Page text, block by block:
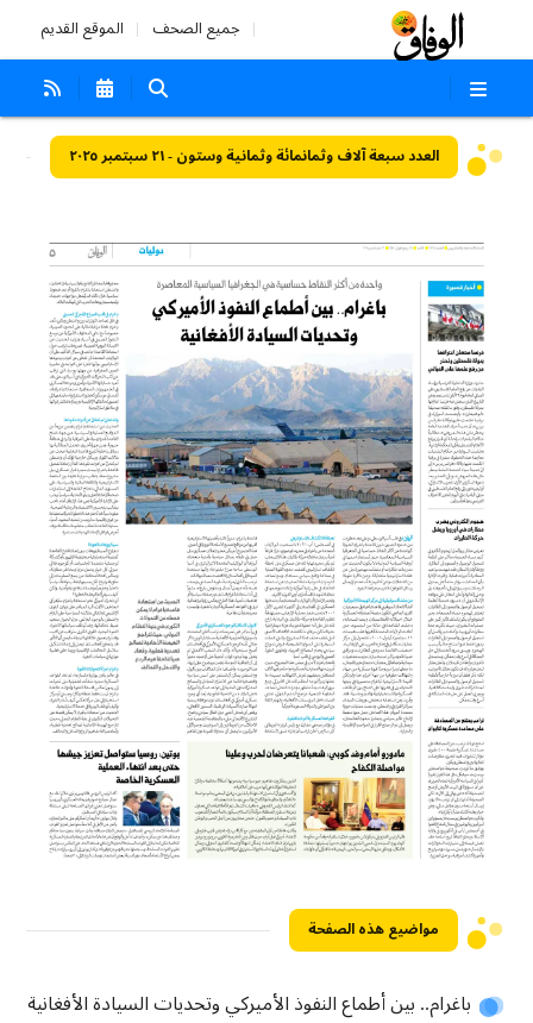
جميع الصحف الموقع القديم
العدد سبعة آلاف وثمانمائة وثمانية وستون - ٢١ سبتمبر ٢٠٢٥
مواضيع هذه الصفحة
باغرام.. بين أطماع النفوذ الأميركي وتحديات السيادة الأفغانية